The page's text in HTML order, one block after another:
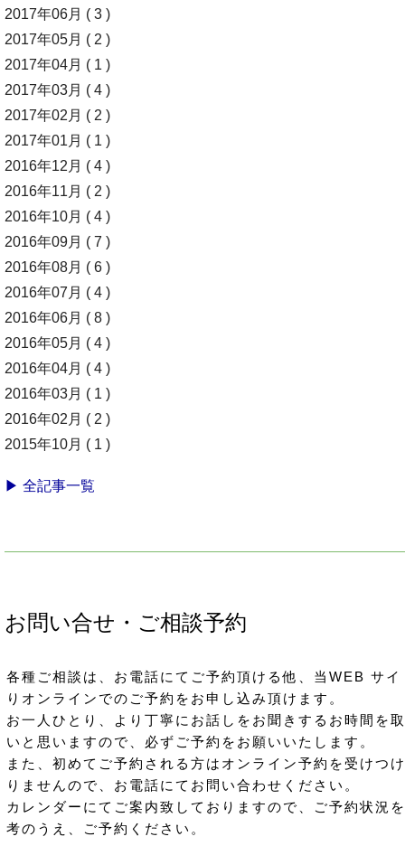
2017年06月 ( 3 )
2017年05月 ( 2 )
2017年04月 ( 1 )
2017年03月 ( 4 )
2017年02月 ( 2 )
2017年01月 ( 1 )
2016年12月 ( 4 )
2016年11月 ( 2 )
2016年10月 ( 4 )
2016年09月 ( 7 )
2016年08月 ( 6 )
2016年07月 ( 4 )
2016年06月 ( 8 )
2016年05月 ( 4 )
2016年04月 ( 4 )
2016年03月 ( 1 )
2016年02月 ( 2 )
2015年10月 ( 1 )
▶ 全記事一覧
お問い合せ・ご相談予約
各種ご相談は、お電話にてご予約頂ける他、当WEB サイ
りオンラインでのご予約をお申し込み頂けます。
お一人ひとり、より丁寧にお話しをお聞きするお時間を
いと思いますので、必ずご予約をお願いいたします。
また、初めてご予約される方はオンライン予約を受けつ
りませんので、お電話にてお問い合わせください。
カレンダーにてご案内致しておりますので、ご予約状況
考のうえ、ご予約ください。